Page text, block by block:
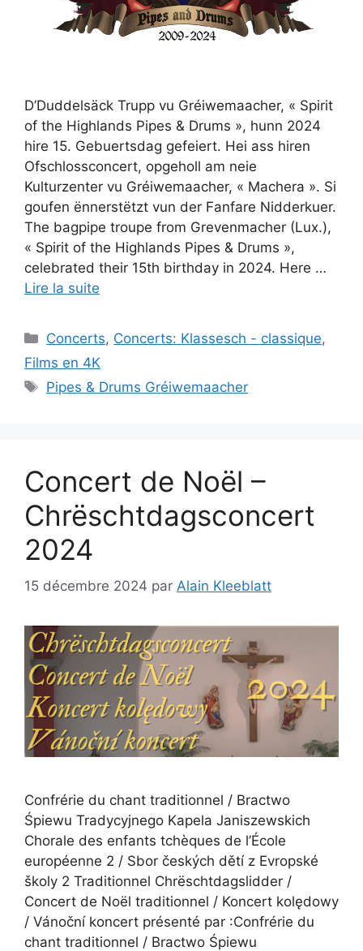
D’Duddelsäck Trupp vu Gréiwemaacher, « Spirit
of the Highlands Pipes & Drums », hunn 2024
hire 15. Gebuertsdag gefeiert. Hei ass hiren
Ofschlossconcert, opgeholl am neie
Kulturzenter vu Gréiwemaacher, « Machera ». Si
goufen ënnerstëtzt vun der Fanfare Nidderkuer.
The bagpipe troupe from Grevenmacher (Lux.),
« Spirit of the Highlands Pipes & Drums »,
celebrated their 15th birthday in 2024. Here …
Lire la suite
Catégories
Concerts, Concerts: Klassesch - classique,
Films en 4K
Étiquettes
Pipes & Drums Gréiwemaacher
Concert de Noël –
Chrëschtdagsconcert
2024
15 décembre 2024 par Alain Kleeblatt
Confrérie du chant traditionnel / Bractwo
Śpiewu Tradycyjnego Kapela Janiszewskich
Chorale des enfants tchèques de l’École
européenne 2 / Sbor českých dětí z Evropské
školy 2 Traditionnel Chrëschtdagslidder /
Concert de Noël traditionnel / Koncert kolędowy
/ Vánoční koncert présenté par :Confrérie du
chant traditionnel / Bractwo Śpiewu